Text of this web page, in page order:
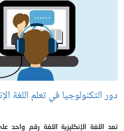
دور التكنولوجيا في تعلم اللغة
تعد اللغة الإنكليزية اللغة رقم